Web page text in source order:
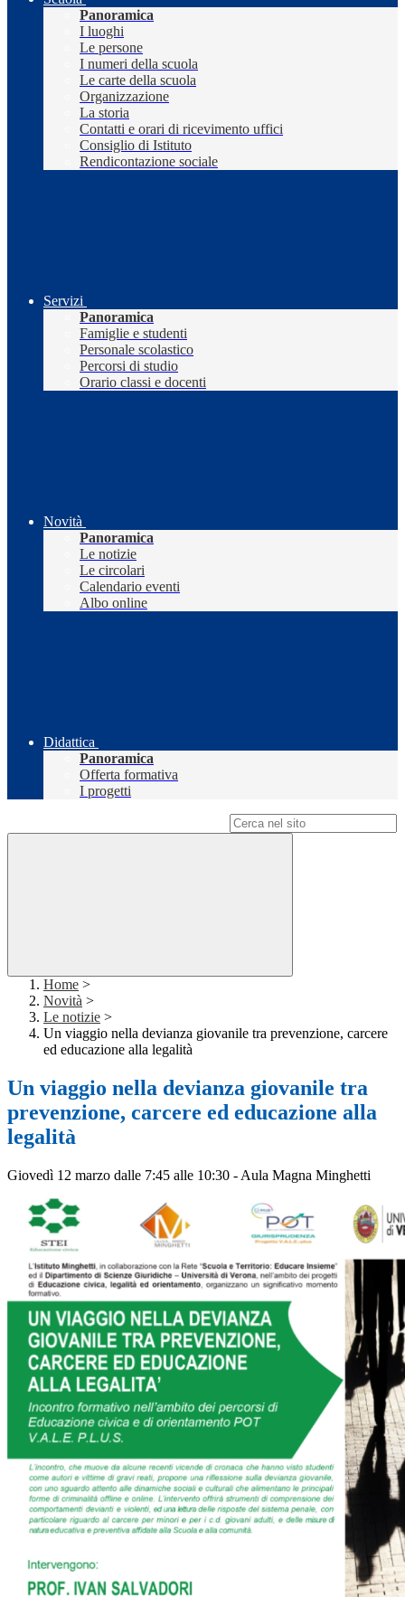
Panoramica
I luoghi
Le persone
I numeri della scuola
Le carte della scuola
Organizzazione
La storia
Contatti e orari di ricevimento uffici
Consiglio di Istituto
Rendicontazione sociale
Servizi
Panoramica
Famiglie e studenti
Personale scolastico
Percorsi di studio
Orario classi e docenti
Novità
Panoramica
Le notizie
Le circolari
Calendario eventi
Albo online
Didattica
Panoramica
Offerta formativa
I progetti
Home >
Novità >
Le notizie >
Un viaggio nella devianza giovanile tra prevenzione, carcere
ed educazione alla legalità
Un viaggio nella devianza giovanile tra
prevenzione, carcere ed educazione alla
legalità
Giovedì 12 marzo dalle 7:45 alle 10:30 - Aula Magna Minghetti